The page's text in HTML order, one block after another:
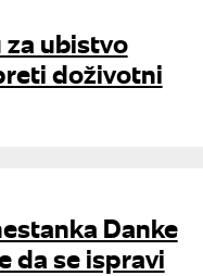
ubistvo
doživotni
Danke
da se ispravi